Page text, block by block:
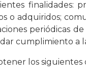
finalidades:
adquiridos;
periódicas
cumplimiento
los siguientes